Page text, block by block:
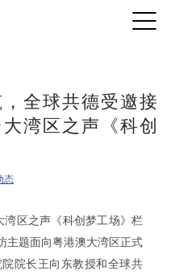
全球共德受邀接
湾区之声《科创
态
湾区之声《科创梦工场》栏
主题面向粤港澳大湾区 正式
院长王向东教授和全球共